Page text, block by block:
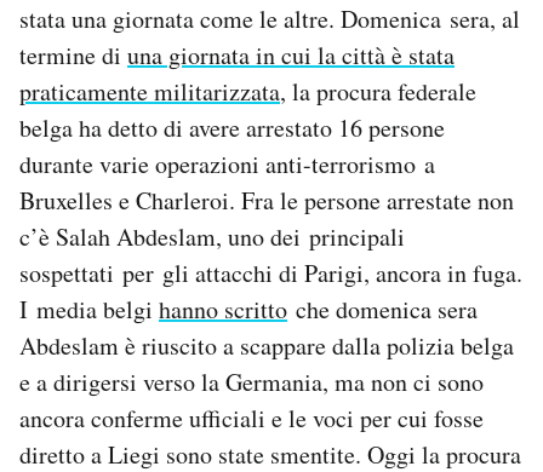
stata una giornata come le altre. Domenica sera, al
termine di una giornata in cui la città è stata
praticamente militarizzata, la procura federale
belga ha detto di avere arrestato 16 persone
durante varie operazioni anti-terrorismo a
Bruxelles e Charleroi. Fra le persone arrestate non
c’è Salah Abdeslam, uno dei principali
sospettati per gli attacchi di Parigi, ancora in fuga.
I media belgi hanno scritto che domenica sera
Abdeslam è riuscito a scappare dalla polizia belga
e a dirigersi verso la Germania, ma non ci sono
ancora conferme ufficiali e le voci per cui fosse
diretto a Liegi sono state smentite. Oggi la procura